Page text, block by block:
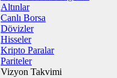
Altınlar
Canlı Borsa
Dövizler
Hisseler
Kripto Paralar
Pariteler
Vizyon Takvimi